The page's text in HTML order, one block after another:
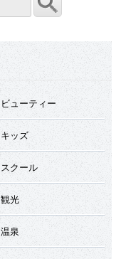
ビューティー
キッズ
スクール
観光
温泉